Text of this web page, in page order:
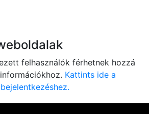
felhasználók férhetnek hozzá
Kattints ide a
bejelentkezéshez.